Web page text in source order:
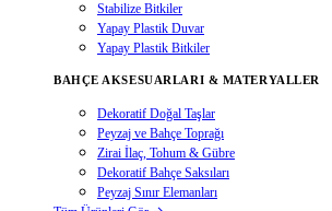
Stabilize Bitkiler
Yapay Plastik Duvar
Yapay Plastik Bitkiler
BAHÇE AKSESUARLARI & MATERYALLER
Dekoratif Doğal Taşlar
Peyzaj ve Bahçe Toprağı
Zirai İlaç, Tohum & Gübre
Dekoratif Bahçe Saksıları
Peyzaj Sınır Elemanları